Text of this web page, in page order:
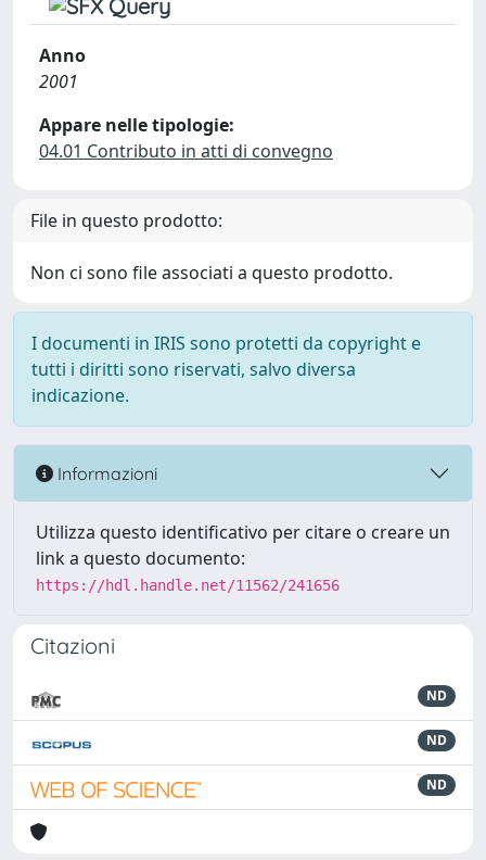
Anno
2001
Appare nelle tipologie:
04.01 Contributo in atti di convegno
File in questo prodotto:
Non ci sono file associati a questo prodotto.
I documenti in IRIS sono protetti da copyright e
tutti i diritti sono riservati, salvo diversa
indicazione.
Informazioni
Utilizza questo identificativo per citare o creare un
link a questo documento:
https://hdl.handle.net/11562/241656
Citazioni
ND
ND
ND